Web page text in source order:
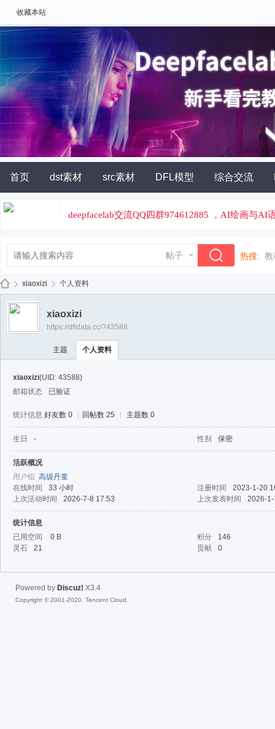
收藏本站
首页 dst素材 src素材 DFL模型 综合交流
AI角色扮演
deepfacelab交流QQ四群974612885 ，AI绘画与AI
帖子
热搜: 教
›
xiaoxizi 个人资料
xiaoxizi
https://dfldata.cc/?43588
主题 个人资料
xiaoxizi(UID: 43588)
邮箱状态
已验证
统计信息 好友数 0 回帖数 25 主题数 0
生日 - 性别 保密
活跃概况
用户组 高级丹童
在线时间
33 小时 注册时间
2023-1-20
上次活动时间
2026-7-8 17:53 上次发表时间 2026-
统计信息
已用空间
0 B 积分
146
灵石
21 贡献 0
Powered by Discuz! X3.4
Copyright © 2001-2020, Tencent Cloud.